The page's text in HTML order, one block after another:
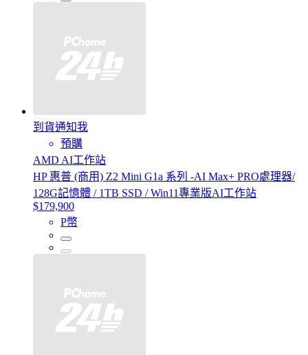
到貨通知我
預購
AMD AI工作站
HP 惠普 (商用) Z2 Mini G1a 系列 -AI Max+ PRO處理器/
128G記憶體 / 1TB SSD / Win11專業版AI工作站
$179,900
P幣